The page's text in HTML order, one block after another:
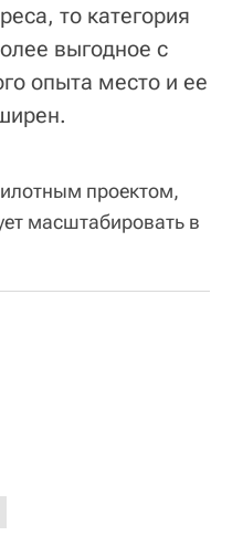
то категория
выгодное с
опыта место и ее
проектом,
масштабировать в